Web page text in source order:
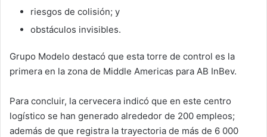
riesgos de colisión; y
obstáculos invisibles.
Grupo Modelo destacó que esta torre de control es la
primera en la zona de Middle Americas para AB InBev.
Para concluir, la cervecera indicó que en este centro
logístico se han generado alrededor de 200 empleos;
además de que registra la trayectoria de más de 6 000